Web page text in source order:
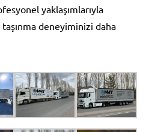
yaklaşımlarıyla
deneyiminizi daha